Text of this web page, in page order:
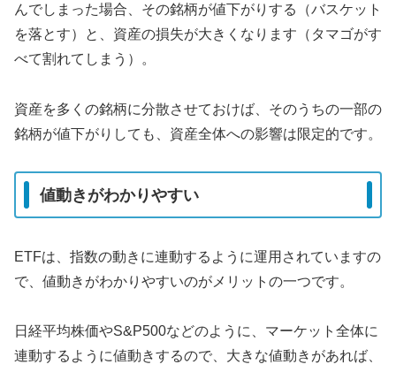
んでしまった場合、その銘柄が値下がりする（バスケット
を落とす）と、資産の損失が大きくなります（タマゴがす
べて割れてしまう）。
資産を多くの銘柄に分散させておけば、そのうちの一部の
銘柄が値下がりしても、資産全体への影響は限定的です。
値動きがわかりやすい
ETFは、指数の動きに連動するように運用されていますの
で、値動きがわかりやすいのがメリットの一つです。
日経平均株価やS&P500などのように、マーケット全体に
連動するように値動きするので、大きな値動きがあれば、